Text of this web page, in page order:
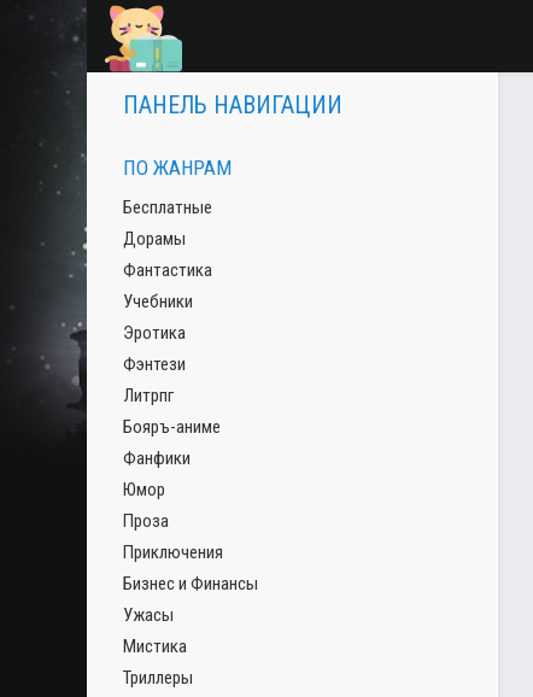
ПАНЕЛЬ НАВИГАЦИИ
ПО ЖАНРАМ
Бесплатные
Дорамы
Фантастика
Учебники
Эротика
Фэнтези
Литрпг
Бояръ-аниме
Фанфики
Юмор
Проза
Приключения
Бизнес и Финансы
Ужасы
Мистика
Триллеры